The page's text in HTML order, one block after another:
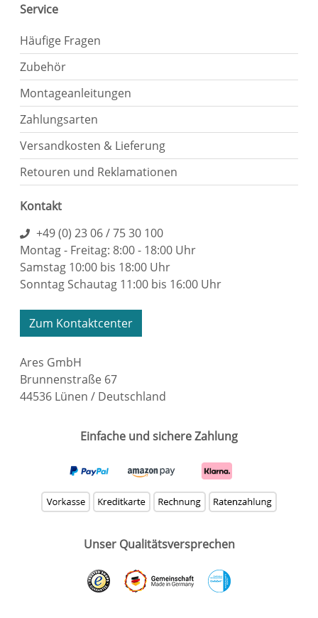
Service
Häufige Fragen
Zubehör
Montageanleitungen
Zahlungsarten
Versandkosten & Lieferung
Retouren und Reklamationen
Kontakt
+49 (0) 23 06 / 75 30 100
Montag - Freitag: 8:00 - 18:00 Uhr
Samstag 10:00 bis 18:00 Uhr
Sonntag Schautag 11:00 bis 16:00 Uhr
Zum Kontaktcenter
Ares GmbH
Brunnenstraße 67
44536 Lünen / Deutschland
Einfache und sichere Zahlung
Unser Qualitätsversprechen